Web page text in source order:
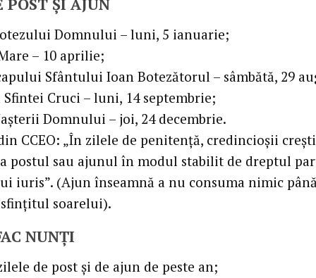
POST ȘI AJUN
Domnului – luni, 5 ianuarie;
– 10 aprilie;
Sfântului Ioan Botezătorul – sâmbătă, 29
Cruci – luni, 14 septembrie;
Domnului – joi, 24 decembrie.
CCEO: „În zilele de penitenţă, credincioşii
postul sau ajunul în modul stabilit de dreptul
iuris”. (Ajun înseamnă a nu consuma nimic
soarelui).
NUNȚI
de post şi de ajun de peste an;